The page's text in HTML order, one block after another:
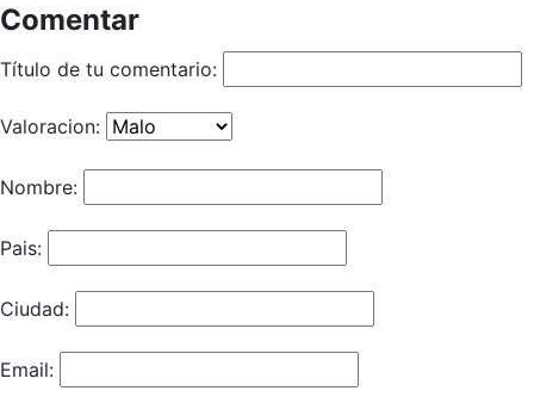
Comentar
Título de tu comentario:
Valoracion:
Nombre:
Pais:
Ciudad:
Email: